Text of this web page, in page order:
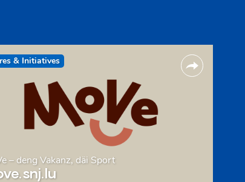
& Initiatives
– deng Vakanz, däi Sport